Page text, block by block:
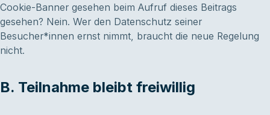
Cookie-Banner gesehen beim Aufruf dieses Beitrags
gesehen? Nein. Wer den Datenschutz seiner
Besucher*innen ernst nimmt, braucht die neue Regelung
nicht.
B. Teilnahme bleibt freiwillig